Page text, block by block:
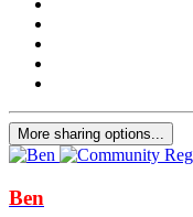
More sharing options...
Ben